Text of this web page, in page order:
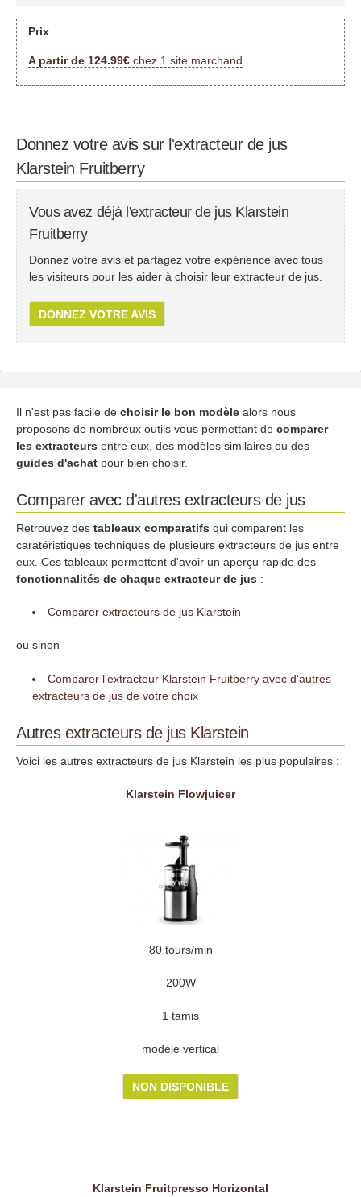
Prix
A partir de 124.99€chez 1 site marchand
Donnez votre avis sur l'extracteur de jus
Klarstein Fruitberry
Vous avez déjà l'extracteur de jus Klarstein
Fruitberry
Donnez votre avis et partagez votre expérience avec tous
les visiteurs pour les aider à choisir leur extracteur de jus.
DONNEZ VOTRE AVIS
Il n'est pas facile de choisir le bon modèle alors nous
proposons de nombreux outils vous permettant de comparer
les extracteurs entre eux, des modèles similaires ou des
guides d'achat pour bien choisir.
Comparer avec d'autres extracteurs de jus
Retrouvez des tableaux comparatifs qui comparent les
caratéristiques techniques de plusieurs extracteurs de jus entre
eux. Ces tableaux permettent d'avoir un aperçu rapide des
fonctionnalités de chaque extracteur de jus :
Comparer extracteurs de jus Klarstein
ou sinon
Comparer l'extracteur Klarstein Fruitberry avec d'autres
extracteurs de jus de votre choix
Autres extracteurs de jus Klarstein
Voici les autres extracteurs de jus Klarstein les plus populaires :
Klarstein Flowjuicer
80 tours/min
200W
1 tamis
modèle vertical
NON DISPONIBLE
Klarstein Fruitpresso Horizontal